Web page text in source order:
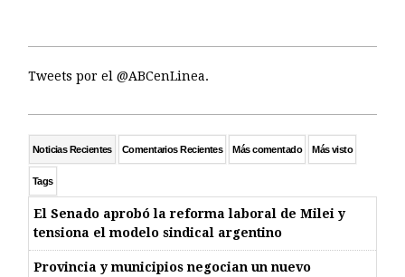
Tweets por el @ABCenLinea.
Noticias Recientes Comentarios Recientes Más comentado Más visto
Tags
El Senado aprobó la reforma laboral de Milei y
tensiona el modelo sindical argentino
Provincia y municipios negocian un nuevo